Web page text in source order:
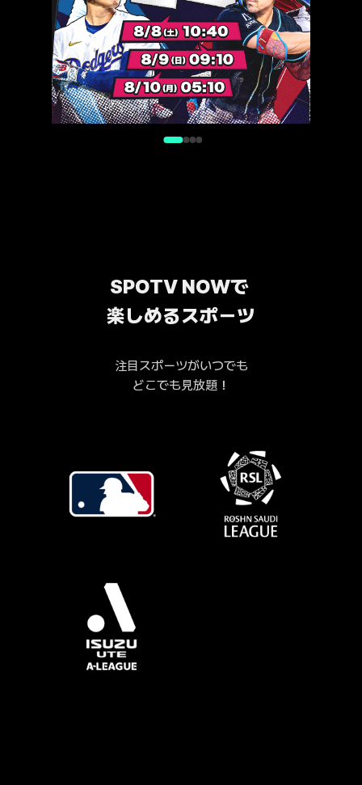
SPOTV NOWで
楽しめるスポーツ
注目スポーツがいつでも
どこでも見放題！